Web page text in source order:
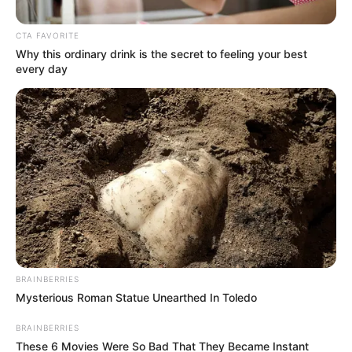
Cortesía
Por:Guillermo León Ospina Muñoz
Mayo 11, 2022
CTA FAVORITE
Why this ordinary drink is the secret to feeling your best
every day
BRAINBERRIES
Mysterious Roman Statue Unearthed In Toledo
BRAINBERRIES
These 6 Movies Were So Bad That They Became Instant